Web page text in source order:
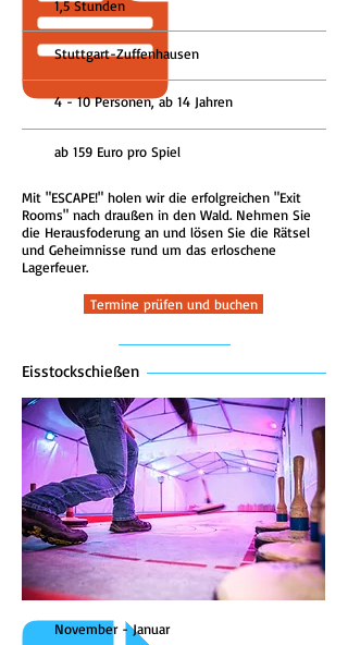
1,5 Stunden
Stuttgart-Zuffenhausen
4 - 10 Personen, ab 14 Jahren
ab 159 Euro pro Spiel
Mit "ESCAPE!" holen wir die erfolgreichen "Exit
Rooms" nach draußen in den Wald. Nehmen Sie
die Herausfoderung an und lösen Sie die Rätsel
und Geheimnisse rund um das erloschene
Lagerfeuer.
Termine prüfen und buchen
Eisstockschießen
November - Januar